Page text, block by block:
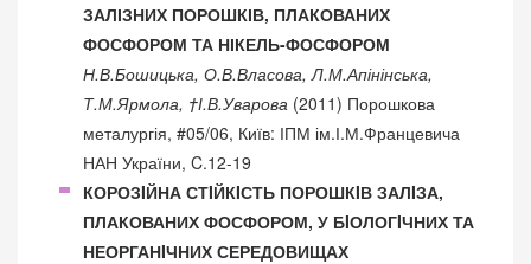
ЗАЛІЗНИХ ПОРОШКІВ, ПЛАКОВАНИХ
ФОСФОРОМ ТА НІКЕЛЬ-ФОСФОРОМ
Н.В.Бошицька, О.В.Власова, Л.М.Апінінська,
Т.М.Ярмола, †І.В.Уварова (2011) Порошкова
металургія, #05/06, Київ: ІПМ ім.І.М.Францевича
НАН України, C.12-19
КОРОЗIЙНА СТIЙКIСТЬ ПОРОШКIВ ЗАЛIЗА,
ПЛАКОВАНИХ ФОСФОРОМ, У БIОЛОГIЧНИХ ТА
НЕОРГАНIЧНИХ СЕРЕДОВИЩАХ